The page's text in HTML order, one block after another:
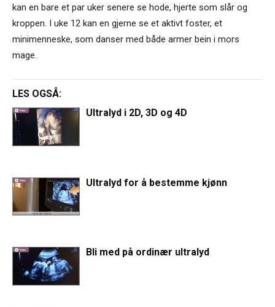
kan en bare et par uker senere se hode, hjerte som slår og
kroppen. I uke 12 kan en gjerne se et aktivt foster, et
minimenneske, som danser med både armer bein i mors
mage.
LES OGSÅ:
Ultralyd i 2D, 3D og 4D
Ultralyd for å bestemme kjønn
Bli med på ordinær ultralyd